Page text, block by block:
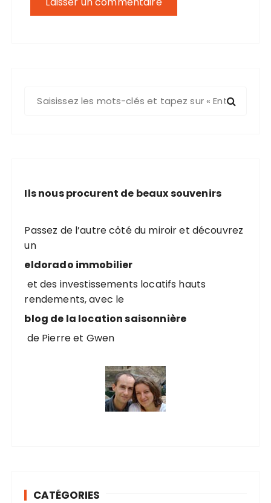
h
p
o
u
:
Ils nous procurent de beaux souvenirs
Passez de l’autre côté du miroir et découvrez
un
eldorado immobilier
et des investissements locatifs hauts
rendements, avec le
blog de la location saisonnière
de Pierre et Gwen
CATÉGORIES